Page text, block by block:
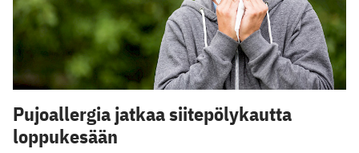
Pujoallergia jatkaa siitepölykautta
loppukesään